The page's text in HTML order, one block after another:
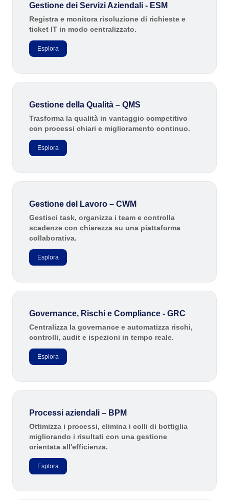
Storeroom
Supplier
Supply
Time Control
Aerospaziale e Difesa
Agroindustria
Beni di Consumo
Educazione
Energia e Utilità Pubblica
Estrazione di Minerali e Metallurgia
Farmaceutica e Scienze della Vita
Tecnologia
Ingegneria e Costruzione
Produzione
Prodotti Chimici
Servizi e Consulenza
Servizi Sanitari
Trasporto e Logistica
Commercio al dettaglio, all’ingrosso e distribuzione
IATF 16949
ISO 22000
ISO 42001
ISO 50001
ISO/IEC 17025
ISO 14001
ISO 15189
Six Sigma
PMBOK
ISO 55000
CBOK
BPMN
MSA
OKR
PDM
Portfolio
Protocol
Requirement
SPC
Supply
Time Control
ISO 37001
ISO 13485
ISO 20000
Gestione dei Servizi Aziendali - ESM
Registra e monitora risoluzione di richieste e
ticket IT in modo centralizzato.
Esplora
Gestione della Qualità – QMS
Trasforma la qualità in vantaggio competitivo
con processi chiari e miglioramento continuo.
Esplora
Gestione del Lavoro – CWM
Gestisci task, organizza i team e controlla
scadenze con chiarezza su una piattaforma
collaborativa.
Esplora
Governance, Rischi e Compliance - GRC
Centralizza la governance e automatizza rischi,
controlli, audit e ispezioni in tempo reale.
Esplora
Processi aziendali – BPM
Ottimizza i processi, elimina i colli di bottiglia
migliorando i risultati con una gestione
orientata all'efficienza.
Esplora